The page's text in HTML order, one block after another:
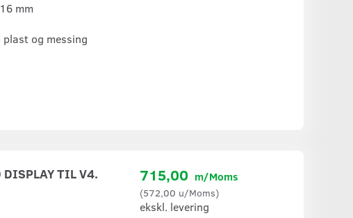
mm
og messing
DISPLAY TIL V4.
715,00 m/Moms
(572,00 u/Moms)
ekskl. levering